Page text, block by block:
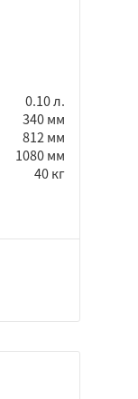
0.10 л.
340 мм
812 мм
1080 мм
40 кг